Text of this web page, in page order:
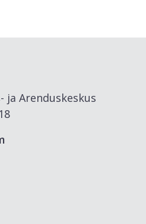
ja Arenduskeskus